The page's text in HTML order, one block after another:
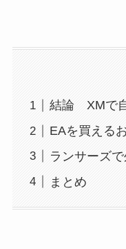
結論 XMで
EAを買える
ランサーズ
まとめ